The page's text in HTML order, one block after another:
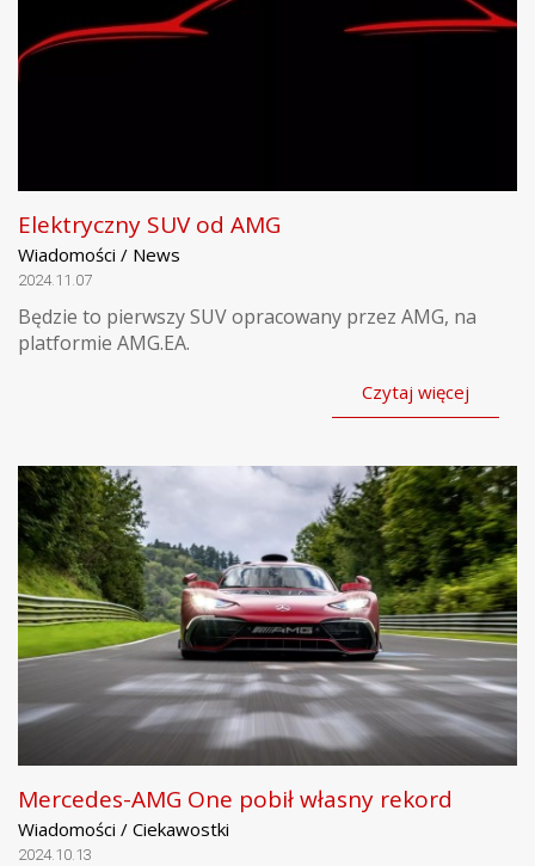
Elektryczny SUV od AMG
Wiadomości / News
2024.11.07
Będzie to pierwszy SUV opracowany przez AMG, na
platformie AMG.EA.
Czytaj więcej
Mercedes-AMG One pobił własny rekord
Wiadomości / Ciekawostki
2024.10.13